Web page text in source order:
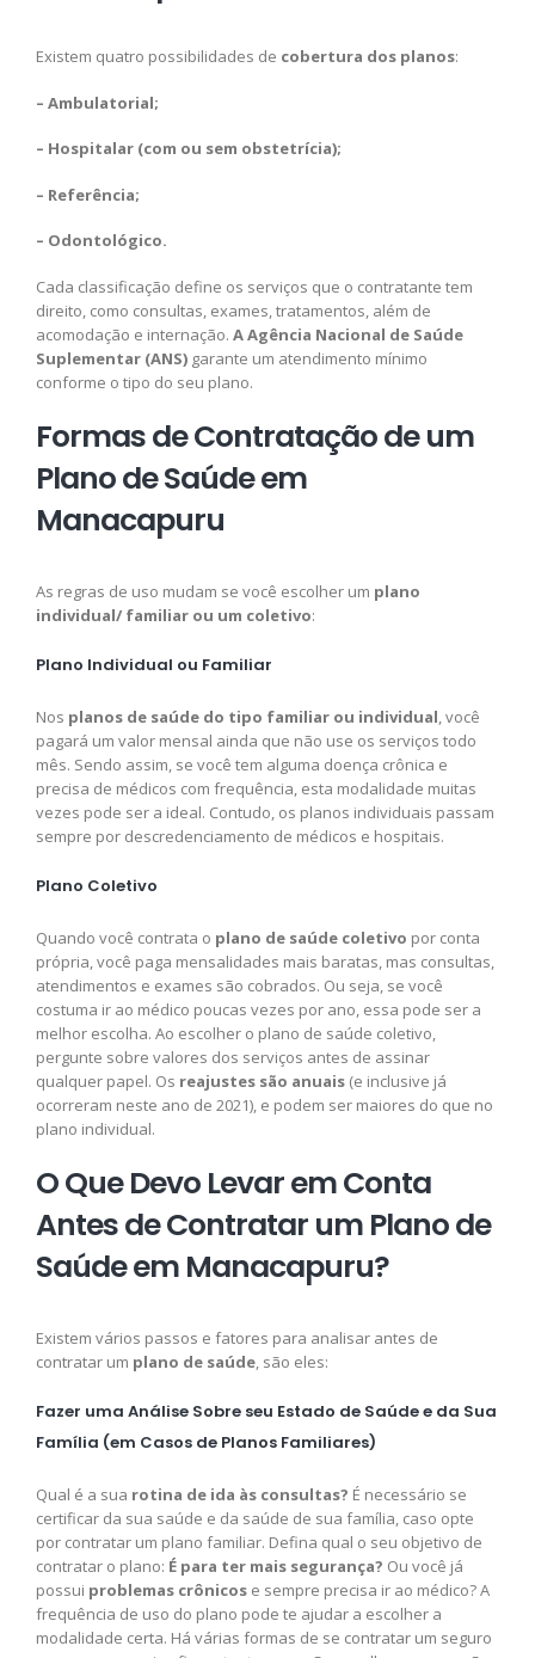
Existem quatro possibilidades de cobertura dos planos:
– Ambulatorial;
– Hospitalar (com ou sem obstetrícia);
– Referência;
– Odontológico.
Cada classificação define os serviços que o contratante tem
direito, como consultas, exames, tratamentos, além de
acomodação e internação. A Agência Nacional de Saúde
Suplementar (ANS) garante um atendimento mínimo
conforme o tipo do seu plano.
Formas de Contratação de um
Plano de Saúde em
Manacapuru
As regras de uso mudam se você escolher um plano
individual/ familiar ou um coletivo:
Plano Individual ou Familiar
Nos planos de saúde do tipo familiar ou individual, você
pagará um valor mensal ainda que não use os serviços todo
mês. Sendo assim, se você tem alguma doença crônica e
precisa de médicos com frequência, esta modalidade muitas
vezes pode ser a ideal. Contudo, os planos individuais passam
sempre por descredenciamento de médicos e hospitais.
Plano Coletivo
Quando você contrata o plano de saúde coletivo por conta
própria, você paga mensalidades mais baratas, mas consultas,
atendimentos e exames são cobrados. Ou seja, se você
costuma ir ao médico poucas vezes por ano, essa pode ser a
melhor escolha. Ao escolher o plano de saúde coletivo,
pergunte sobre valores dos serviços antes de assinar
qualquer papel. Os reajustes são anuais (e inclusive já
ocorreram neste ano de 2021), e podem ser maiores do que no
plano individual.
O Que Devo Levar em Conta
Antes de Contratar um Plano de
Saúde em Manacapuru?
Existem vários passos e fatores para analisar antes de
contratar um plano de saúde, são eles:
Fazer uma Análise Sobre seu Estado de Saúde e da Sua
Família (em Casos de Planos Familiares)
Qual é a sua rotina de ida às consultas? É necessário se
certificar da sua saúde e da saúde de sua família, caso opte
por contratar um plano familiar. Defina qual o seu objetivo de
contratar o plano: É para ter mais segurança? Ou você já
possui problemas crônicos e sempre precisa ir ao médico? A
frequência de uso do plano pode te ajudar a escolher a
modalidade certa. Há várias formas de se contratar um seguro